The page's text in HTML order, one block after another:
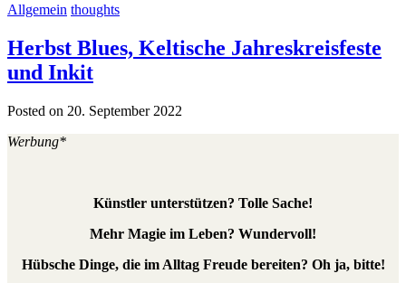
Allgemein thoughts
Herbst Blues, Keltische Jahreskreisfeste
und Inkit
Posted on 20. September 2022
Werbung*
Künstler unterstützen? Tolle Sache!
Mehr Magie im Leben? Wundervoll!
Hübsche Dinge, die im Alltag Freude bereiten? Oh ja, bitte!